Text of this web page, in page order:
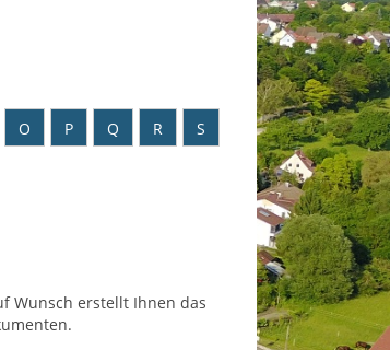
Datenschutz
Geschichte und
Gegenwart
O P Q R
S
Wunsch erstellt Ihnen das